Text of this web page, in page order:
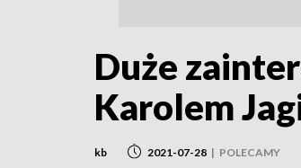
Duże
Karolem
kb 2021-07-28 | POLECAMY